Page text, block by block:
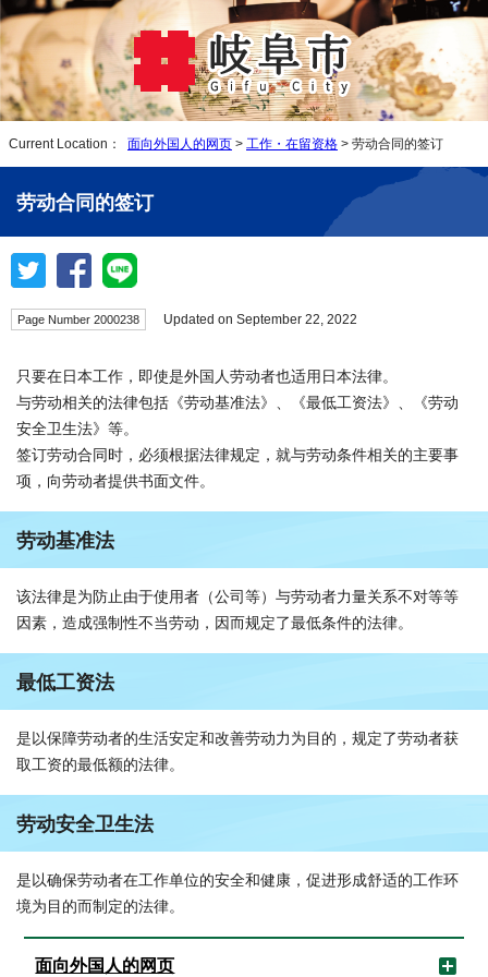
Current Location： 面向外国人的网页 > 工作・在留资格 > 劳动合同的签订
劳动合同的签订
Page Number 2000238 Updated on September 22, 2022
只要在日本工作，即使是外国人劳动者也适用日本法律。
与劳动相关的法律包括《劳动基准法》、《最低工资法》、《劳动
安全卫生法》等。
签订劳动合同时，必须根据法律规定，就与劳动条件相关的主要事
项，向劳动者提供书面文件。
劳动基准法
该法律是为防止由于使用者（公司等）与劳动者力量关系不对等等
因素，造成强制性不当劳动，因而规定了最低条件的法律。
最低工资法
是以保障劳动者的生活安定和改善劳动力为目的，规定了劳动者获
取工资的最低额的法律。
劳动安全卫生法
是以确保劳动者在工作单位的安全和健康，促进形成舒适的工作环
境为目的而制定的法律。
面向外国人的网页